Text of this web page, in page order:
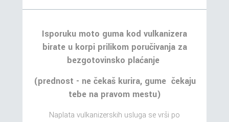
Isporuku moto guma kod vulkanizera
birate u korpi prilikom poručivanja za
bezgotovinsko plaćanje
(prednost - ne čekaš kurira, gume čekaju
tebe na pravom mestu)
Naplata vulkanizerskih usluga se vrši po